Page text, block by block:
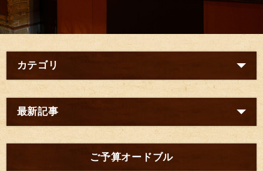
カテゴリ
最新記事
ご予算オードブル